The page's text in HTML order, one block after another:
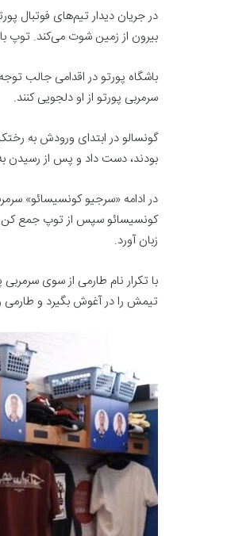
در جریان دیدار تیم‌های فوتبال
بیرون از زمین شوت می‌کند. توپ
باشگاه پورتو در اقدامی جالب
سرمربی پورتو از او دلجویی کنند.
گونسالو در ابتدای ورودش به
بودند، دست داد و پس از رسیدن به
در ادامه «سرجیو کونسیسائو»
کونسیسائو سپس از توپ جمع کن
زبان آورد.
با تکرار نام طارمی از سوی
تیمش را در آغوش بگیرد و طارمی را